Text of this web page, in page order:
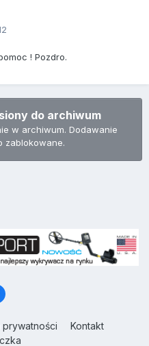
! Pozdro.
do archiwum
w archiwum. Dodawanie
zablokowane.
prywatności
Kontakt